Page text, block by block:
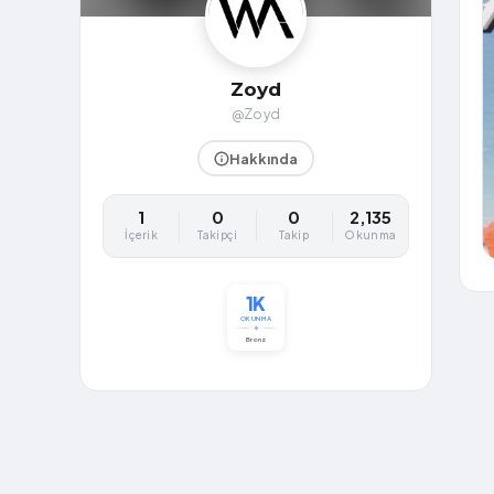
Zoyd
@Zoyd
Hakkında
1
İçerik
0
Takipçi
0
Takip
2,135
Okunma
1K
OKUNMA
Bronz